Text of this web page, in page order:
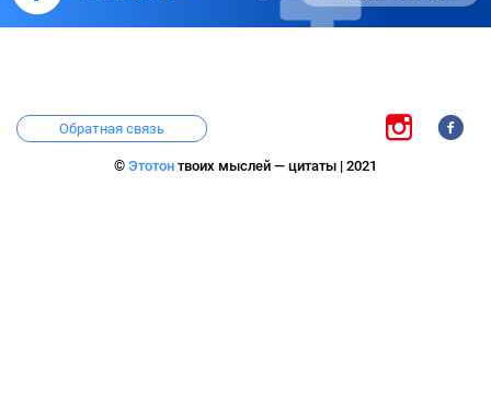
Обратная связь
© Этотон твоих мыслей — цитаты | 2021